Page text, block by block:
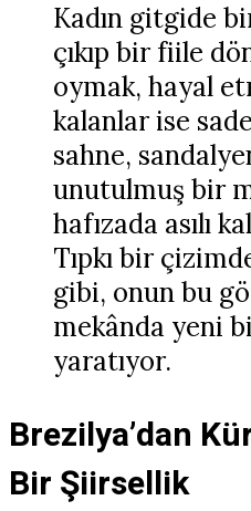
Kadın gitgide
çıkıp bir fiile
oymak, hayal
kalanlar ise
sahne,
unutulmuş bir
hafızada asılı
Tıpkı bir
gibi, onun bu
mekânda yeni
yaratıyor.
Brezilya’dan
Bir Şiirsellik